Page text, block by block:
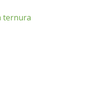
ternura